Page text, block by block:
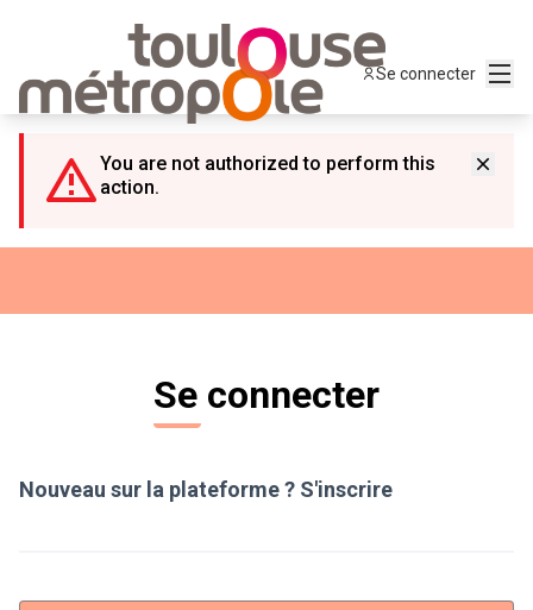
Se connecter
You are not authorized to perform this
action.
Se connecter
Nouveau sur la plateforme ? S'inscrire